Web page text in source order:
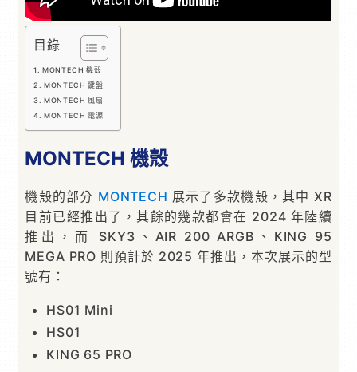
目錄
MONTECH 機殼
MONTECH 鍵盤
MONTECH 風扇
MONTECH 電源
MONTECH 機殼
機殼的部分 MONTECH 展示了多款機殼，其中 XR
目前已經推出了，其餘的幾款都會在 2024 年陸續
推出，而 SKY3、AIR 200 ARGB、KING 95
MEGA PRO 則預計於 2025 年推出，本次展示的型
號有：
HS01 Mini
HS01
KING 65 PRO